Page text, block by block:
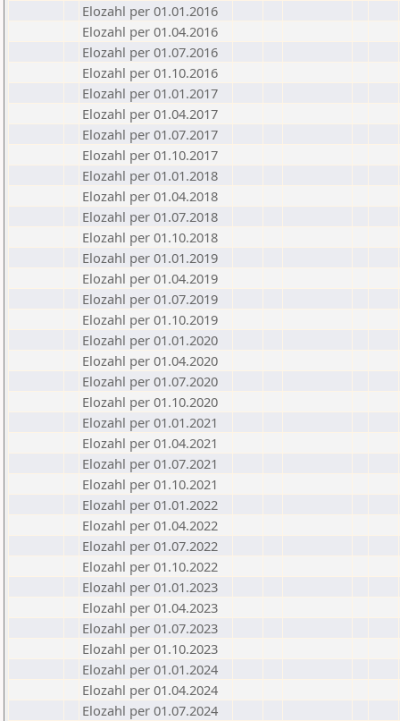
Elozahl per 01.01.2016
Elozahl per 01.04.2016
Elozahl per 01.07.2016
Elozahl per 01.10.2016
Elozahl per 01.01.2017
Elozahl per 01.04.2017
Elozahl per 01.07.2017
Elozahl per 01.10.2017
Elozahl per 01.01.2018
Elozahl per 01.04.2018
Elozahl per 01.07.2018
Elozahl per 01.10.2018
Elozahl per 01.01.2019
Elozahl per 01.04.2019
Elozahl per 01.07.2019
Elozahl per 01.10.2019
Elozahl per 01.01.2020
Elozahl per 01.04.2020
Elozahl per 01.07.2020
Elozahl per 01.10.2020
Elozahl per 01.01.2021
Elozahl per 01.04.2021
Elozahl per 01.07.2021
Elozahl per 01.10.2021
Elozahl per 01.01.2022
Elozahl per 01.04.2022
Elozahl per 01.07.2022
Elozahl per 01.10.2022
Elozahl per 01.01.2023
Elozahl per 01.04.2023
Elozahl per 01.07.2023
Elozahl per 01.10.2023
Elozahl per 01.01.2024
Elozahl per 01.04.2024
Elozahl per 01.07.2024